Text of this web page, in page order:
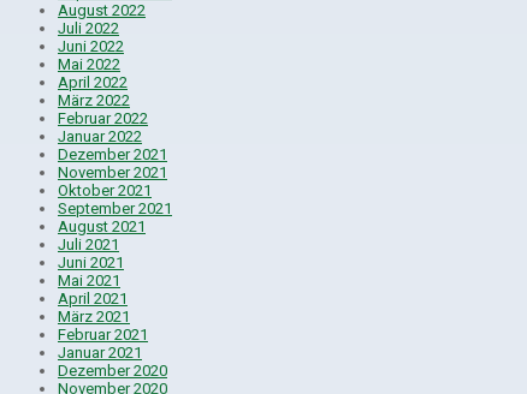
August 2022
Juli 2022
Juni 2022
Mai 2022
April 2022
März 2022
Februar 2022
Januar 2022
Dezember 2021
November 2021
Oktober 2021
September 2021
August 2021
Juli 2021
Juni 2021
Mai 2021
April 2021
März 2021
Februar 2021
Januar 2021
Dezember 2020
November 2020